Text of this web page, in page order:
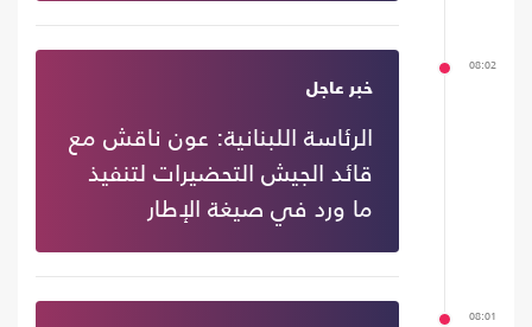
08:02
خبر عاجل
الرئاسة اللبنانية: عون ناقش مع
قائد الجيش التحضيرات لتنفيذ
ما ورد في صيغة الإطار
08:01